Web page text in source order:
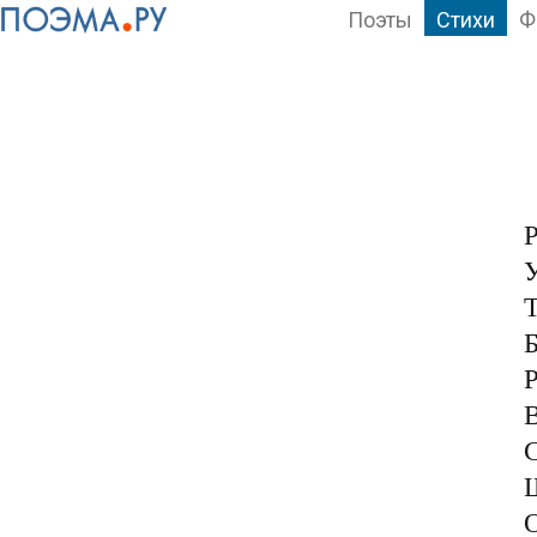
Поэты Стихи